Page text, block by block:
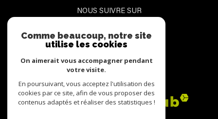
NOUS SUIVRE SUR
ADHÉRENTS
Comme beaucoup, notre site
utilise les cookies
On aimerait vous accompagner pendant
votre visite.
En poursuivant, vous acceptez l'utilisation des
cookies par ce site, afin de vous proposer des
contenus adaptés et réaliser des statistiques !